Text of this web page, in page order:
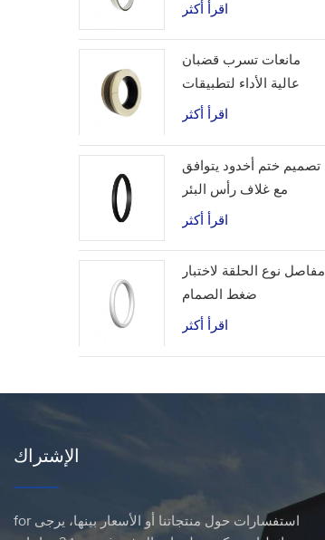
اقرأ أكثر
مانعات تسرب قضبان
عالية الأداء لتطبيقات
الهيدروجين
اقرأ أكثر
تصميم ختم أخدود يتوافق
مع غلاف رأس البئر
اقرأ أكثر
مفاصل نوع الحلقة لاختبار
ضغط الصمام
اقرأ أكثر
الإشتراك
for استفسارات حول منتجاتنا أو الأسعار بينها، يرجى